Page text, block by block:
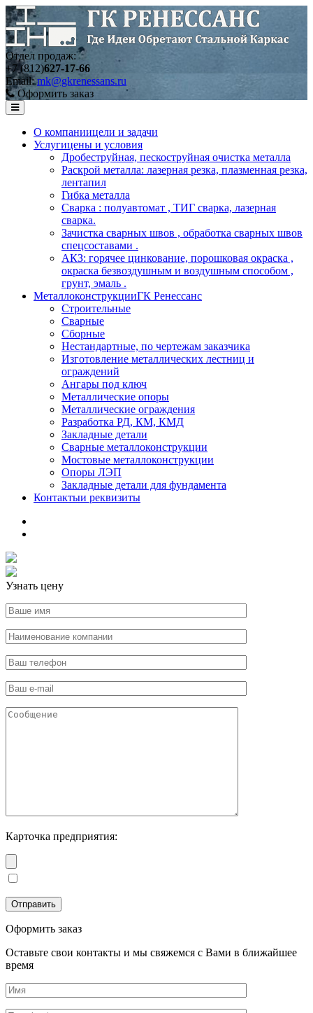
Отдел продаж:
+7 (812)627-17-66
Email:mk@gkrenessans.ru
Оформить заказ
О компаниицели и задачи
Услугицены и условия
Дробеструйная, пескоструйная очистка металла
Раскрой металла: лазерная резка, плазменная резка,
лентапил
Гибка металла
Сварка : полуавтомат , ТИГ сварка, лазерная
сварка.
Зачистка сварных швов , обработка сварных швов
спецсоставами .
АКЗ: горячее цинкование, порошковая окраска ,
окраска безвоздушным и воздушным способом ,
грунт, эмаль .
МеталлоконструкцииГК Ренессанс
Строительные
Сварные
Сборные
Нестандартные, по чертежам заказчика
Изготовление металлических лестниц и
ограждений
Ангары под ключ
Металлические опоры
Металлические ограждения
Разработка РД, КМ, КМД
Закладные детали
Сварные металлоконструкции
Мостовые металлоконструкции
Опоры ЛЭП
Закладные детали для фундамента
Контактыи реквизиты
Узнать цену
Карточка предприятия:
Оформить заказ
Оставьте свои контакты и мы свяжемся с Вами в ближайшее
время